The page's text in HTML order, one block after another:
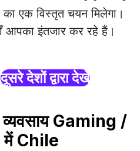
का एक विस्तृत चयन मिलेगा।
आपका इंतजार कर रहे हैं।
दूसरे देशों द्वारा देखें
व्यवसाय Gaming /
Chile